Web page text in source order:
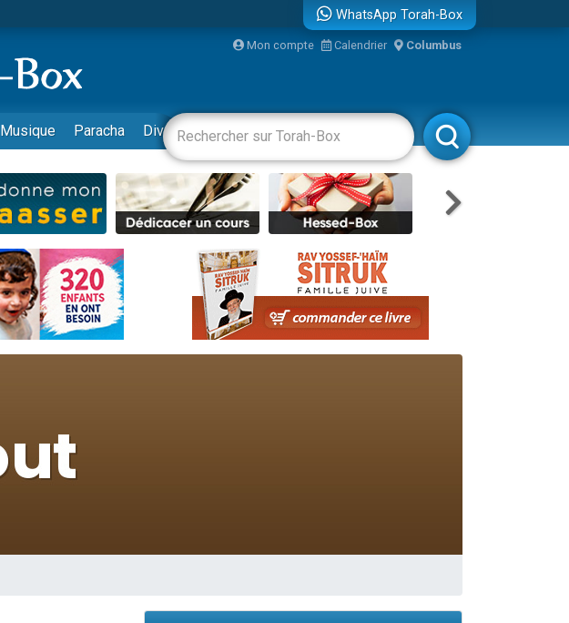
aux Orphelins
un appartement insalubre
de Yohan
d'Israel
WhatsApp Torah-Box
Mon compte Calendrier Columbus
Musique Paracha Divertissements Livres Rabbanim